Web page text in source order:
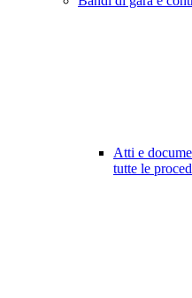
Atti e
tutte le